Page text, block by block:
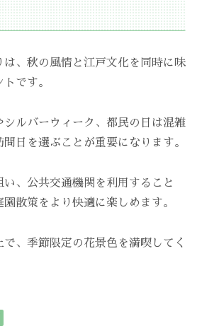
は、秋の風情と江戸文化を同時に味
です。
ルバーウィーク、都民の日は混雑
日を選ぶことが重要になります。
、公共交通機関を利用すること
散策をより快適に楽しめます。
、季節限定の花景色を満喫してく